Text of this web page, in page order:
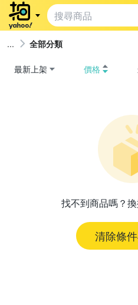
全部分類
最新上架 價格
找不到商品嗎？
清除條